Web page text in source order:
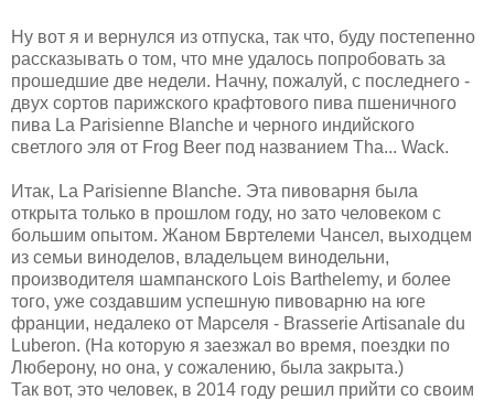
Ну вот я и вернулся из отпуска, так что, буду постепенно
рассказывать о том, что мне удалось попробовать за
прошедшие две недели. Начну, пожалуй, с последнего -
двух сортов парижского крафтового пива пшеничного
пива La Parisienne Blanche и черного индийского
светлого эля от Frog Beer под названием Tha... Wack.
Итак, La Parisienne Blanche. Эта пивоварня была
открыта только в прошлом году, но зато человеком с
большим опытом. Жаном Бвртелеми Чансел, выходцем
из семьи виноделов, владельцем винодельни,
производителя шампанского Lois Barthelemy, и более
того, уже создавшим успешную пивоварню на юге
франции, недалеко от Марселя - Brasserie Artisanale du
Luberon. (На которую я заезжал во время, поездки по
Люберону, но она, у сожалению, была закрыта.)
Так вот, это человек, в 2014 году решил прийти со своим